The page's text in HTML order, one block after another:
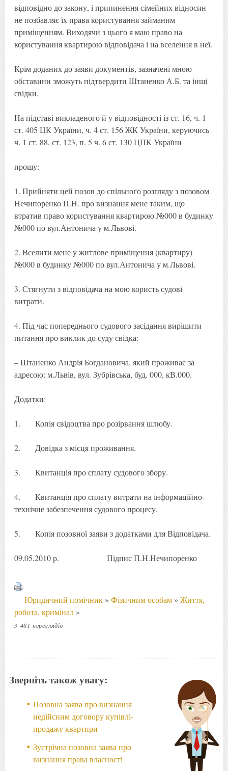
відповідно до закону, і припинення сімейних відносин
не позбавляє їх права користування займаним
приміщенням. Виходячи з цього я маю право на
користування квартирою відповідача і на вселення в неї.
Крім доданих до заяви документів, зазначені мною
обставини зможуть підтвердити Штаненко А.Б. та інші
свідки.
На підставі викладеного й у відповідності із ст. 16, ч. 1
ст. 405 ЦК України, ч. 4 ст. 156 ЖК України, керуючись
ч. 1 ст. 88, ст. 123, п. 5 ч. 6 ст. 130 ЦПК України
прошу:
1. Прийняти цей позов до спільного розгляду з позовом
Нечипоренко П.Н. про визнання мене таким, що
втратив право користування квартирою №000 в будинку
№000 по вул.Антонича у м.Львові.
2. Вселити мене у житлове приміщення (квартиру)
№000 в будинку №000 по вул.Антонича у м.Львові.
3. Стягнути з відповідача на мою користь судові
витрати.
4. Під час попереднього судового засідання вирішити
питання про виклик до суду свідка:
– Штаненко Андрія Богдановича, який проживає за
адресою: м.Львів, вул. Зубрівська, буд. 000, кВ.000.
Додатки:
1. Копія свідоцтва про розірвання шлюбу.
2. Довідка з місця проживання.
3. Квитанція про сплату судового збору.
4. Квитанція про сплату витрати на інформаційно-
технічне забезпечення судового процесу.
5. Копія позовної заяви з додатками для Відповідача.
09.05.2010 р. Підпис П.Н.Нечипоренко
Юридичний помічник» Фізичним особам» Життя,
робота, кримінал»
3 481 переглядів
Зверніть також увагу:
Позовна заява про визнання
недійсним договору купівлі-
продажу квартири
Зустрічна позовна заява про
визнання права власності